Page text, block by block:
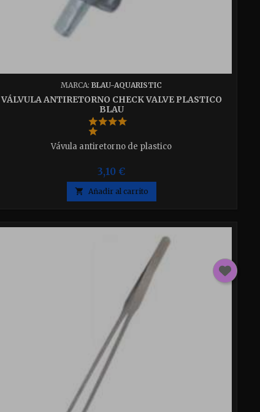
MARCA:BLAU-AQUARISTIC
VÁLVULA ANTIRETORNO CHECK VALVE PLASTICO
BLAU
Vávula antiretorno de plastico
3,10 €
 Añadir al carrito